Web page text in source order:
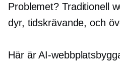
Problemet? Traditionell
dyr, tidskrävande, och
Här är AI-